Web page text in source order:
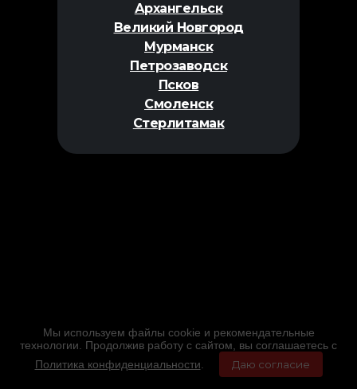
Архангельск
Великий Новгород
Мурманск
Петрозаводск
Псков
Смоленск
Стерлитамак
Мы используем файлы cookie и рекомендательные
технологии. Продолжив работу с сайтом, вы соглашаетесь с
Политика конфиденциальности
Даю согласие